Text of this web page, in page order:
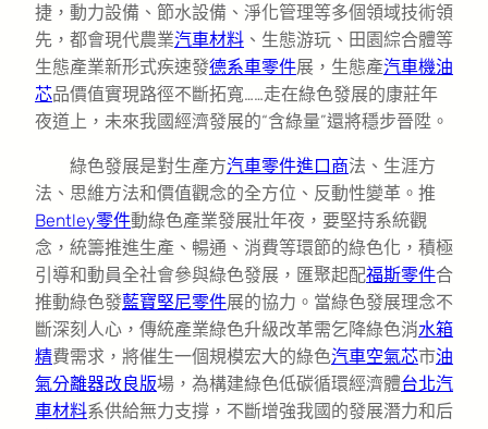
捷，動力設備、節水設備、淨化管理等多個領域技術領
先，都會現代農業汽車材料 、生態游玩、田園綜合體等
生態產業新形式疾速發德系車零件展，生態產汽車機油
芯品價值實現路徑不斷拓寬……走在綠色發展的康莊年
夜道上，未來我國經濟發展的“含綠量”還將穩步晉陞。
綠色發展是對生產方汽車零件進口商法、生涯方
法、思維方法和價值觀念的全方位、反動性變革。推
Bentley零件動綠色產業發展壯年夜，要堅持系統觀
念，統籌推進生產、暢通、消費等環節的綠色化，積極
引導和動員全社會參與綠色發展，匯聚起配福斯零件合
推動綠色發藍寶堅尼零件展的協力。當綠色發展理念不
斷深刻人心，傳統產業綠色升級改革需乞降綠色消水箱
精費需求，將催生一個規模宏大的綠色汽車空氣芯市油
氣分離器改良版場，為構建綠色低碳循環經濟體台北汽
車材料系供給無力支撐，不斷增強我國的發展潛力和后